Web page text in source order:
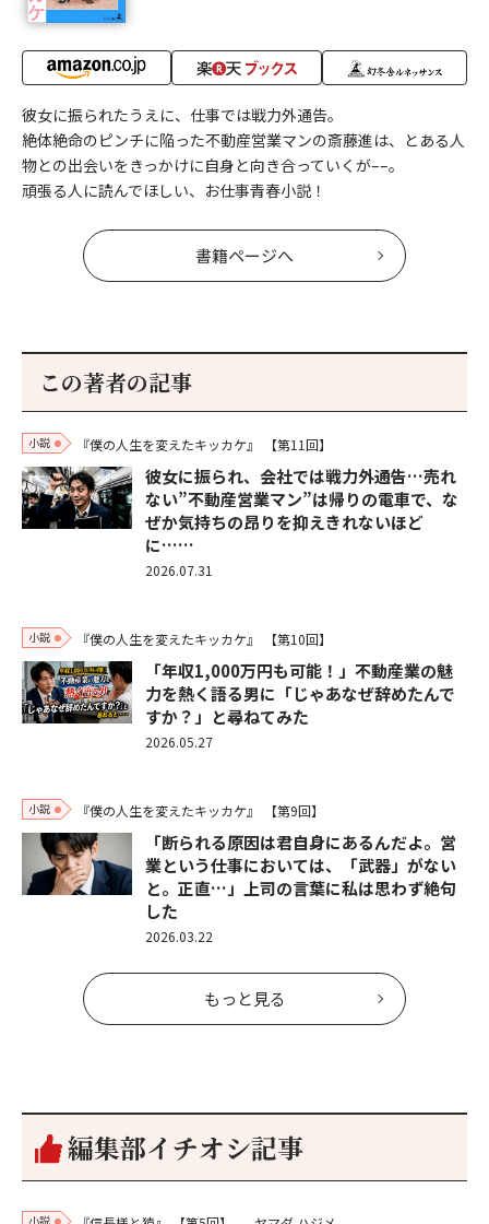
彼女に振られたうえに、仕事では戦力外通告。
絶体絶命のピンチに陥った不動産営業マンの斎藤進は、とある人
物との出会いをきっかけに自身と向き合っていくが––。
頑張る人に読んでほしい、お仕事青春小説！
書籍ページへ
この著者の記事
小説 『僕の人生を変えたキッカケ』 【第11回】
彼女に振られ、会社では戦力外通告…売れ
ない”不動産営業マン”は帰りの電車で、な
ぜか気持ちの昂りを抑えきれないほど
に……
2026.07.31
小説 『僕の人生を変えたキッカケ』 【第10回】
「年収1,000万円も可能！」不動産業の魅
力を熱く語る男に「じゃあなぜ辞めたんで
すか？」と尋ねてみた
2026.05.27
小説 『僕の人生を変えたキッカケ』 【第9回】
「断られる原因は君自身にあるんだよ。営
業という仕事においては、「武器」がない
と。正直…」上司の言葉に私は思わず絶句
した
2026.03.22
もっと見る
編集部イチオシ記事
小説